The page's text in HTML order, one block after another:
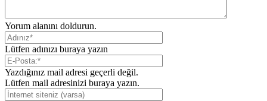
Yorum alanını doldurun.
Lütfen adınızı buraya yazın
Yazdığınız mail adresi geçerli değil.
Lütfen mail adresinizi buraya yazın.